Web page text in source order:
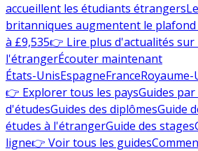
accueillent les étudiants étrangers
britanniques augmentent le
à £9,535👉 Lire plus d'actualités sur
l'étrangerÉcouter maintenant
États-UnisEspagneFranceRoyaume-
👉 Explorer tous les paysGuides
d'étudesGuides des diplômesGuide
études à l'étrangerGuide des stages
ligne👉 Voir tous les guides